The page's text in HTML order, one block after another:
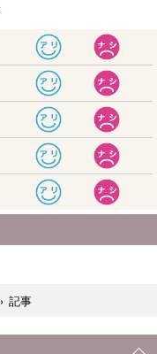
› 記事